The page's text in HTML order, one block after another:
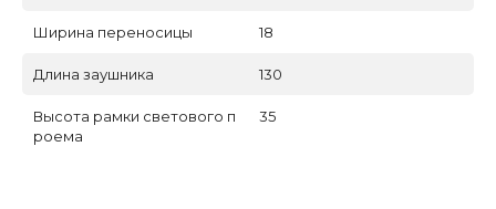
Ширина переносицы 18
Длина заушника 130
Высота рамки светового п
роема
35